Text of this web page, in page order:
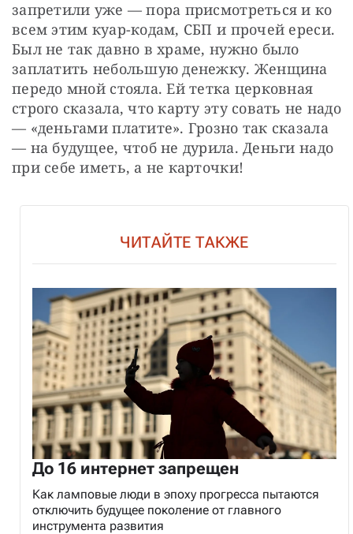
запретили уже — пора присмотреться и ко
всем этим куар-кодам, СБП и прочей ереси.
Был не так давно в храме, нужно было
заплатить небольшую денежку. Женщина
передо мной стояла. Ей тетка церковная
строго сказала, что карту эту совать не надо
— «деньгами платите». Грозно так сказала
— на будущее, чтоб не дурила. Деньги надо
при себе иметь, а не карточки!
ЧИТАЙТЕ ТАКЖЕ
До 16 интернет запрещен
Как ламповые люди в эпоху прогресса пытаются
отключить будущее поколение от главного
инструмента развития